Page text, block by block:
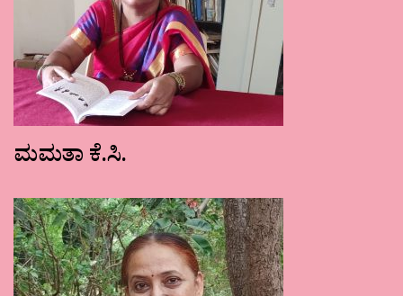
ಮಮತಾ ಕೆ.ಸಿ.